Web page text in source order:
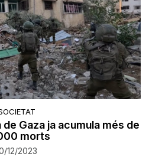
Gaza ja acumula més de
morts
12/2023